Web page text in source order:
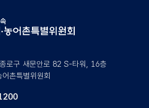
로구 새문안로 82 S-타워, 16층
어촌특별위원회